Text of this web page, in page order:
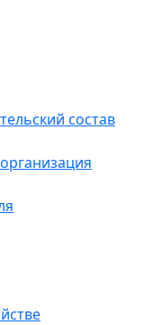
состав